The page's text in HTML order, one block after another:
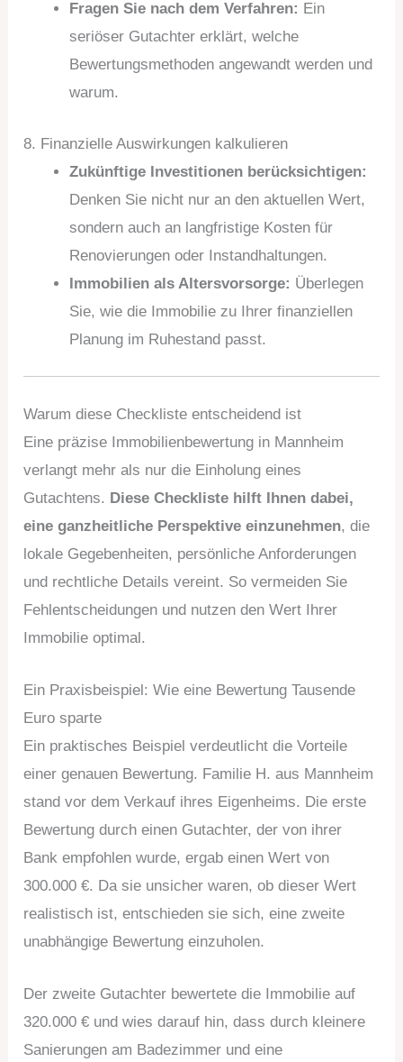
Fragen Sie nach dem Verfahren: Ein
seriöser Gutachter erklärt, welche
Bewertungsmethoden angewandt werden und
warum.
8. Finanzielle Auswirkungen kalkulieren
Zukünftige Investitionen berücksichtigen:
Denken Sie nicht nur an den aktuellen Wert,
sondern auch an langfristige Kosten für
Renovierungen oder Instandhaltungen.
Immobilien als Altersvorsorge: Überlegen
Sie, wie die Immobilie zu Ihrer finanziellen
Planung im Ruhestand passt.
Warum diese Checkliste entscheidend ist
Eine präzise Immobilienbewertung in Mannheim
verlangt mehr als nur die Einholung eines
Gutachtens. Diese Checkliste hilft Ihnen dabei,
eine ganzheitliche Perspektive einzunehmen, die
lokale Gegebenheiten, persönliche Anforderungen
und rechtliche Details vereint. So vermeiden Sie
Fehlentscheidungen und nutzen den Wert Ihrer
Immobilie optimal.
Ein Praxisbeispiel: Wie eine Bewertung Tausende
Euro sparte
Ein praktisches Beispiel verdeutlicht die Vorteile
einer genauen Bewertung. Familie H. aus Mannheim
stand vor dem Verkauf ihres Eigenheims. Die erste
Bewertung durch einen Gutachter, der von ihrer
Bank empfohlen wurde, ergab einen Wert von
300.000 €. Da sie unsicher waren, ob dieser Wert
realistisch ist, entschieden sie sich, eine zweite
unabhängige Bewertung einzuholen.
Der zweite Gutachter bewertete die Immobilie auf
320.000 € und wies darauf hin, dass durch kleinere
Sanierungen am Badezimmer und eine